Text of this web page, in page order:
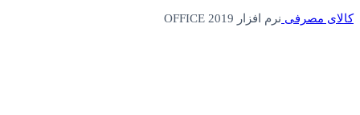
کالای مصرفی نرم افزار OFFICE 2019